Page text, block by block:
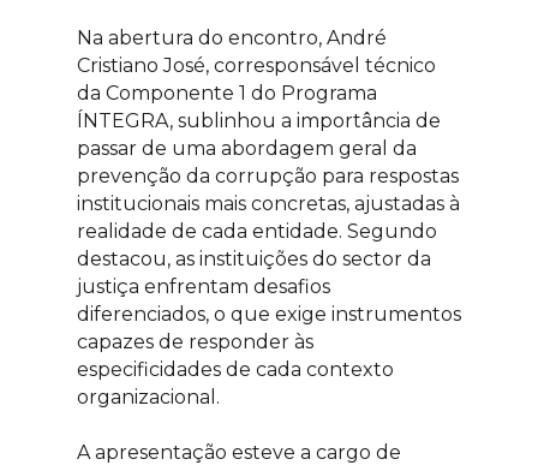
Na abertura do encontro, André
Cristiano José, corresponsável técnico
da Componente 1 do Programa
ÍNTEGRA, sublinhou a importância de
passar de uma abordagem geral da
prevenção da corrupção para respostas
institucionais mais concretas, ajustadas à
realidade de cada entidade. Segundo
destacou, as instituições do sector da
justiça enfrentam desafios
diferenciados, o que exige instrumentos
capazes de responder às
especificidades de cada contexto
organizacional.
A apresentação esteve a cargo de